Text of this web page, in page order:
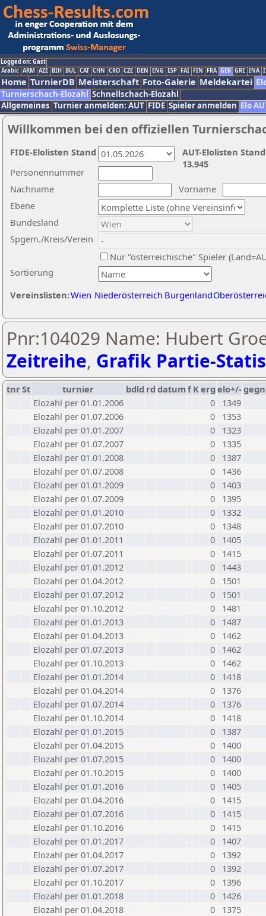
Logged on: Gast
Arabic ARM AZE BIH BUL CAT CHN CRO CZE DEN ENG ESP FAI FIN FRA GER GRE INA
Home TurnierDB Meisterschaft Foto-Galerie Meldekartei
Turnierschach-Elozahl Schnellschach-Elozahl
Allgemeines Turnier anmelden: AUT FIDE Spieler anmelden Elo
Willkommen bei den offiziellen
Nachname
Vorname
Ebene
Sortierung
Personennummer
Bundesland
Spgem./Kreis/Verein
Nur "österreichische" Spieler
Vereinslisten:Wien Niederösterreich Burgenland
AUT-Elolisten
13.945
FIDE-Elolisten Stand
Pnr:104029 Name: Hubert
Zeitreihe, Grafik Partie-
tnrSt turnier bdld rd datumf Kerg elo+/-
Elozahl per 01.01.2006
0
1349
Elozahl per 01.07.2006
0
1353
Elozahl per 01.01.2007
0
1323
Elozahl per 01.07.2007
0
1335
Elozahl per 01.01.2008
0
1387
Elozahl per 01.07.2008
0
1436
Elozahl per 01.01.2009
0
1403
Elozahl per 01.07.2009
0
1395
Elozahl per 01.01.2010
0
1332
Elozahl per 01.07.2010
0
1348
Elozahl per 01.01.2011
0
1405
Elozahl per 01.07.2011
0
1415
Elozahl per 01.01.2012
0
1443
Elozahl per 01.04.2012
0
1501
Elozahl per 01.07.2012
0
1501
Elozahl per 01.10.2012
0
1481
Elozahl per 01.01.2013
0
1487
Elozahl per 01.04.2013
0
1462
Elozahl per 01.07.2013
0
1462
Elozahl per 01.10.2013
0
1462
Elozahl per 01.01.2014
0
1418
Elozahl per 01.04.2014
0
1376
Elozahl per 01.07.2014
0
1376
Elozahl per 01.10.2014
0
1418
Elozahl per 01.01.2015
0
1387
Elozahl per 01.04.2015
0
1400
Elozahl per 01.07.2015
0
1400
Elozahl per 01.10.2015
0
1400
Elozahl per 01.01.2016
0
1405
Elozahl per 01.04.2016
0
1415
Elozahl per 01.07.2016
0
1415
Elozahl per 01.10.2016
0
1415
Elozahl per 01.01.2017
0
1407
Elozahl per 01.04.2017
0
1392
Elozahl per 01.07.2017
0
1392
Elozahl per 01.10.2017
0
1396
Elozahl per 01.01.2018
0
1426
Elozahl per 01.04.2018
0
1375